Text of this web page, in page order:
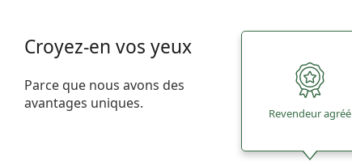
Croyez-en vos yeux
Parce que nous avons des
avantages uniques.
Revendeur agréé